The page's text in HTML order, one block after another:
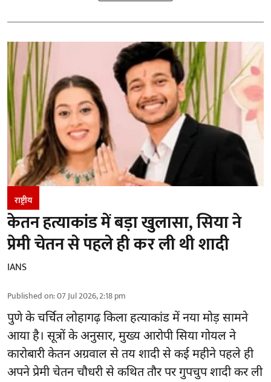
राष्ट्रीय
केतन हत्याकांड में बड़ा खुलासा, सिया ने
प्रेमी चेतन से पहले ही कर ली थी शादी
IANS
Published on:07 Jul 2026, 2:18 pm
पुणे के चर्चित लोहागढ़ किला हत्याकांड में नया मोड़ सामने
आया है। सूत्रों के अनुसार, मुख्य आरोपी सिया गोयल ने
कारोबारी केतन अग्रवाल से तय शादी से कई महीने पहले ही
अपने प्रेमी चेतन चौधरी से कथित तौर पर गुपचुप शादी कर ली